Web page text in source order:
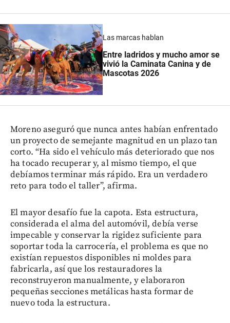
Las marcas hablan
Entre ladridos y mucho amor se
vivió la Caminata Canina y de
Mascotas 2026
Moreno aseguró que nunca antes habían enfrentado
un proyecto de semejante magnitud en un plazo tan
corto. “Ha sido el vehículo más deteriorado que nos
ha tocado recuperar y, al mismo tiempo, el que
debíamos terminar más rápido. Era un verdadero
reto para todo el taller”, afirma.
El mayor desafío fue la capota. Esta estructura,
considerada el alma del automóvil, debía verse
impecable y conservar la rigidez suficiente para
soportar toda la carrocería, el problema es que no
existían repuestos disponibles ni moldes para
fabricarla, así que los restauradores la
reconstruyeron manualmente, y elaboraron
pequeñas secciones metálicas hasta formar de
nuevo toda la estructura.